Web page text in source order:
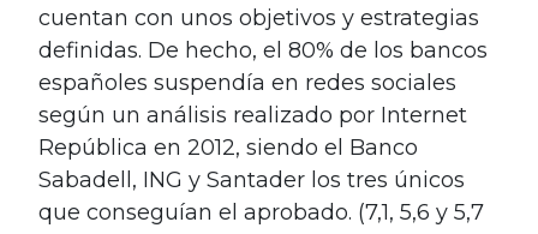
cuentan con unos objetivos y estrategias
definidas. De hecho, el 80% de los bancos
españoles suspendía en redes sociales
según un análisis realizado por Internet
República en 2012, siendo el Banco
Sabadell, ING y Santader los tres únicos
que conseguían el aprobado. (7,1, 5,6 y 5,7